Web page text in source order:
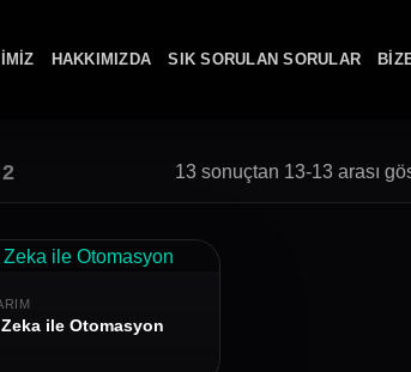
HAKKIMIZDA SIK SORULAN SORULAR
13 sonuçtan 13-13 arası
ile Otomasyon